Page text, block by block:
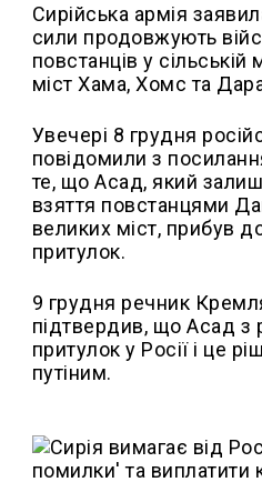
Сирійська армія
сили продовжують
повстанців у сільській
міст Хама, Хомс та
Увечері 8 грудня
повідомили з
те, що Асад, який
взяття повстанцями
великих міст, прибув
притулок.
9 грудня речник
підтвердив, що Асад
притулок у Росії і це
путіним.